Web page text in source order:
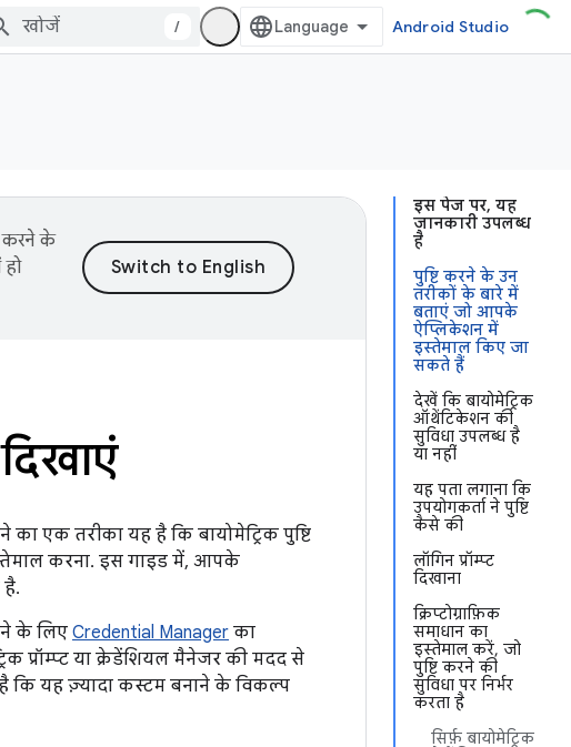
/ Android Studio
इस पेज पर, यह
जानकारी उपलब्ध
है
पुष्टि करने के उन
तरीकों के बारे में
बताएं जो आपके
ऐप्लिकेशन में
इस्तेमाल किए जा
सकते हैं
देखें कि बायोमेट्रिक
ऑथेंटिकेशन की
सुविधा उपलब्ध है
या नहीं
यह पता लगाना कि
उपयोगकर्ता ने पुष्टि
कैसे की
लॉगिन प्रॉम्प्ट
दिखाना
क्रिप्टोग्राफ़िक
समाधान का
इस्तेमाल करें, जो
पुष्टि करने की
सुविधा पर निर्भर
करता है
सिर्फ़ बायोमेट्रिक
करने के
एक तरीका यह है कि बायोमेट्रिक पुष्टि
करना. इस गाइड में, आपके
है.
के लिए Credential Manager का
प्रॉम्प्ट या क्रेडेंशियल मैनेजर की मदद से
है कि यह ज़्यादा कस्टम बनाने के विकल्प